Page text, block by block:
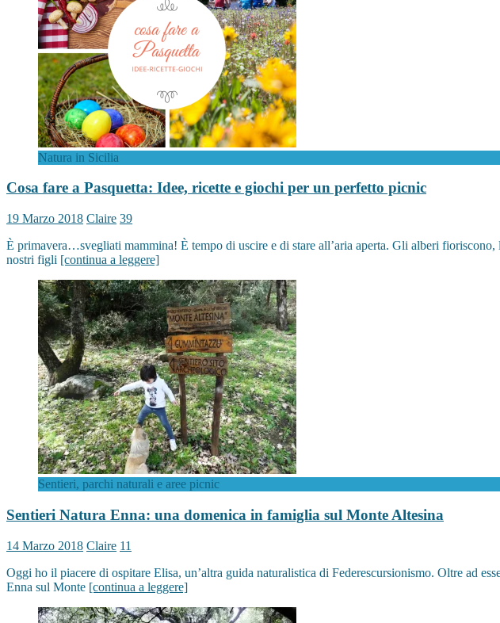
Natura in Sicilia
Cosa fare a Pasquetta: Idee, ricette e giochi per un perfetto picnic
19 Marzo 2018 Claire 39
È primavera…svegliati mammina! È tempo di uscire e di stare all’aria aperta. Gli alberi
nostri figli [continua a leggere]
Sentieri, parchi naturali e aree picnic
Sentieri Natura Enna: una domenica in famiglia sul Monte Altesina
14 Marzo 2018 Claire 11
Oggi ho il piacere di ospitare Elisa, un’altra guida naturalistica di Federescursionismo. Oltre ad
Enna sul Monte [continua a leggere]